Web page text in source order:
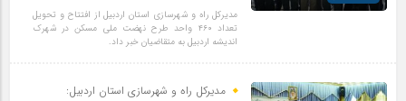
مدیرکل راه و شهرسازی استان اردبیل از افتتاح و تحویل
تعداد ۴۶۰ واحد طرح نهضت ملی مسکن در شهرک
اندیشه اردبیل به متقاضیان خبر داد.
مدیرکل راه و شهرسازی استان اردبیل: